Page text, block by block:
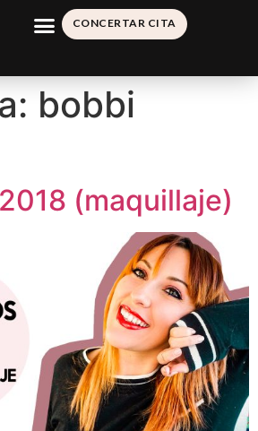
CONCERTAR CITA
bobbi
(maquillaje)